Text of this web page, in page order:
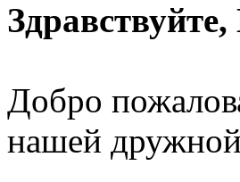
Здравствуйте,
Добро
нашей